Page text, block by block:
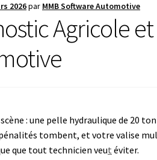
2026par MMB Software Automotive
Agricole
: une pelle hydraulique de 20
tombent, et votre valise
que tout technicien veut éviter.